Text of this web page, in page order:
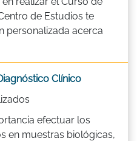
de Estudios te
personalizada acerca
Clínico
efectuar los
en muestras biológicas,